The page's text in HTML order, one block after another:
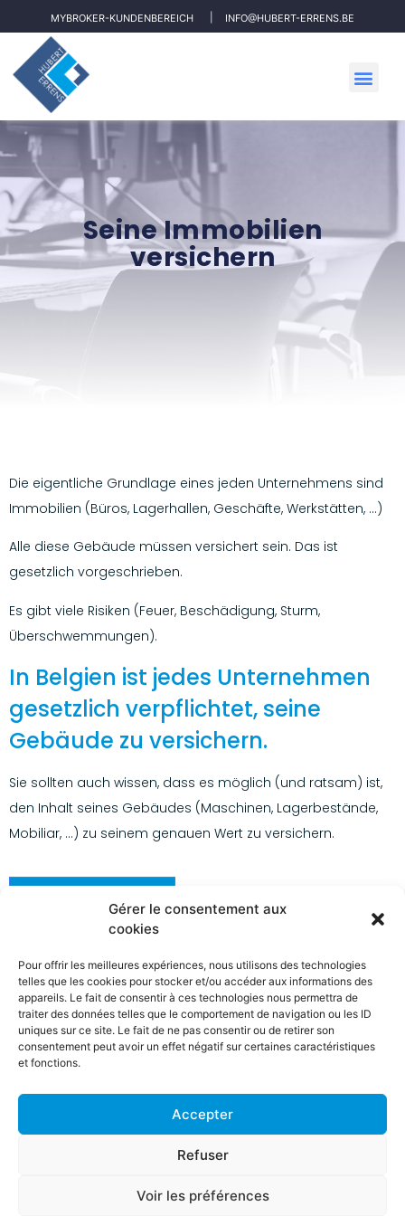
Gérer le consentement aux
cookies
Pour offrir les meilleures expériences, nous utilisons des technologies
telles que les cookies pour stocker et/ou accéder aux informations des
appareils. Le fait de consentir à ces technologies nous permettra de
traiter des données telles que le comportement de navigation ou les ID
uniques sur ce site. Le fait de ne pas consentir ou de retirer son
consentement peut avoir un effet négatif sur certaines caractéristiques
et fonctions.
Accepter
Refuser
Voir les préférences
MYBROKER-KUNDENBEREICH INFO@HUBERT-ERRENS.BE
Seine Immobilien
versichern
Die eigentliche Grundlage eines jeden Unternehmens sind
Immobilien (Büros, Lagerhallen, Geschäfte, Werkstätten, …)
Alle diese Gebäude müssen versichert sein. Das ist
gesetzlich vorgeschrieben.
Es gibt viele Risiken (Feuer, Beschädigung, Sturm,
Überschwemmungen).
In Belgien ist jedes Unternehmen
gesetzlich verpflichtet, seine
Gebäude zu versichern.
Sie sollten auch wissen, dass es möglich (und ratsam) ist,
den Inhalt seines Gebäudes (Maschinen, Lagerbestände,
Mobiliar, …) zu seinem genauen Wert zu versichern.
Copyright 2023 - 2026 Hubert-Errens